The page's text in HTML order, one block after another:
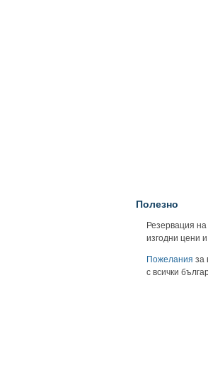
Полезно
Резервация на
изгодни цени
Пожелания за
с всички